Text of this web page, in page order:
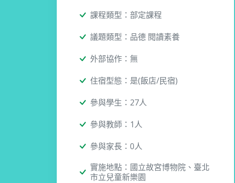
課程類型：部定課程
議題類型：品德 閱讀素養
外部協作：無
住宿型態：是(飯店/民宿)
參與學生：27人
參與教師：1人
參與家長：0人
實施地點：國立故宮博物院、臺北
市立兒童新樂園